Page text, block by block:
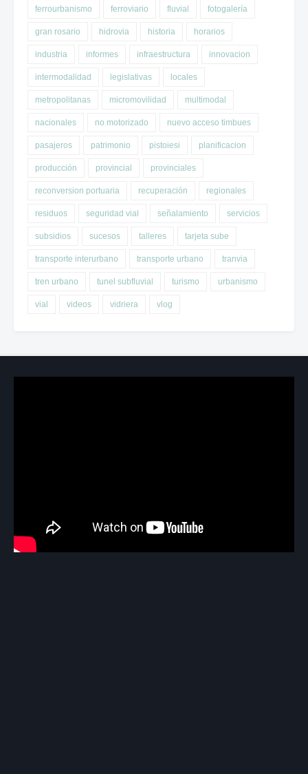
ferrourbanismo ferroviario fluvial fotogalería
gran rosario hidrovia historia horarios
industria informes infraestructura innovacion
intermodalidad legislativas locales
metropolitanas micromovilidad multimodal
nacionales no motorizado nuevo acceso timbues
pasajeros patrimonio pistoiesi planificacion
producción provincial provinciales
reconversion portuaria recuperación regionales
residuos seguridad vial señalamiento servicios
subsidios sucesos talleres tarjeta sube
transporte interurbano transporte urbano tranvia
tren urbano tunel subfluvial turismo urbanismo
vial videos vidriera vlog